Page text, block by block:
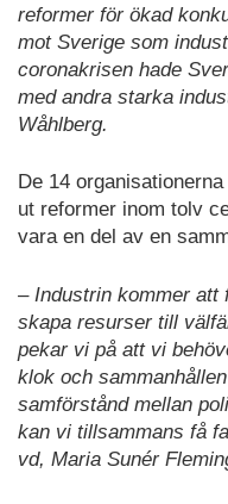
reformer för ökad
mot Sverige som
coronakrisen hade
med andra starka
Wåhlberg.
De 14
ut reformer inom tolv
vara en del av en
– Industrin kommer att
skapa resurser till
pekar vi på att vi
klok och
samförstånd mellan
kan vi tillsammans få
vd, Maria Sunér